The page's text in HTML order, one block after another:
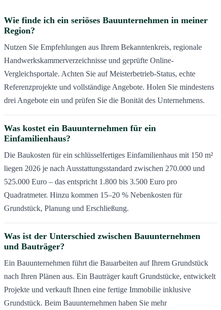
Wie finde ich ein seriöses Bauunternehmen in meiner
Region?
Nutzen Sie Empfehlungen aus Ihrem Bekanntenkreis, regionale
Handwerkskammerverzeichnisse und geprüfte Online-
Vergleichsportale. Achten Sie auf Meisterbetrieb-Status, echte
Referenzprojekte und vollständige Angebote. Holen Sie mindestens
drei Angebote ein und prüfen Sie die Bonität des Unternehmens.
Was kostet ein Bauunternehmen für ein
Einfamilienhaus?
Die Baukosten für ein schlüsselfertiges Einfamilienhaus mit 150 m²
liegen 2026 je nach Ausstattungsstandard zwischen 270.000 und
525.000 Euro – das entspricht 1.800 bis 3.500 Euro pro
Quadratmeter. Hinzu kommen 15–20 % Nebenkosten für
Grundstück, Planung und Erschließung.
Was ist der Unterschied zwischen Bauunternehmen
und Bauträger?
Ein Bauunternehmen führt die Bauarbeiten auf Ihrem Grundstück
nach Ihren Plänen aus. Ein Bauträger kauft Grundstücke, entwickelt
Projekte und verkauft Ihnen eine fertige Immobilie inklusive
Grundstück. Beim Bauunternehmen haben Sie mehr